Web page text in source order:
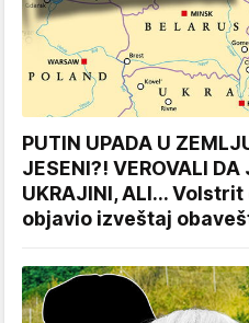
PUTIN UPADA U
JESENI?! VEROVALI
UKRAJINI, ALI...
objavio izveštaj